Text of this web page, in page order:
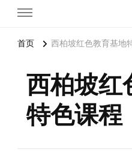
首页 西柏坡红色教育基地
西柏坡红
特色课程